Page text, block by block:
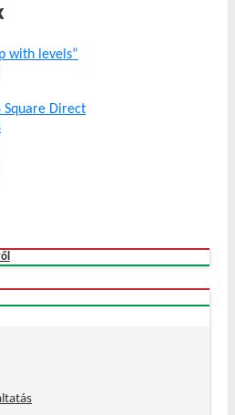
with levels”
Square Direct